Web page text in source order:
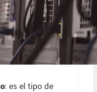
: es el tipo de